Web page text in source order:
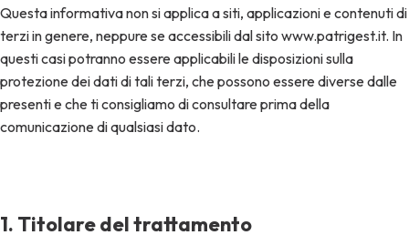
Questa informativa non si applica a siti, applicazioni e contenuti di
terzi in genere, neppure se accessibili dal sito www.patrigest.it. In
questi casi potranno essere applicabili le disposizioni sulla
protezione dei dati di tali terzi, che possono essere diverse dalle
presenti e che ti consigliamo di consultare prima della
comunicazione di qualsiasi dato.
1. Titolare del trattamento